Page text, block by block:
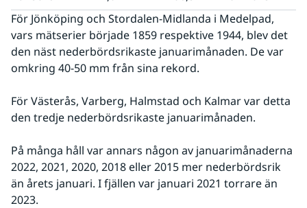
För Jönköping och Stordalen-Midlanda i Medelpad,
vars mätserier började 1859 respektive 1944, blev det
den näst nederbördsrikaste januarimånaden. De var
omkring 40-50 mm från sina rekord.
För Västerås, Varberg, Halmstad och Kalmar var detta
den tredje nederbördsrikaste januarimånaden.
På många håll var annars någon av januarimånaderna
2022, 2021, 2020, 2018 eller 2015 mer nederbördsrik
än årets januari. I fjällen var januari 2021 torrare än
2023.